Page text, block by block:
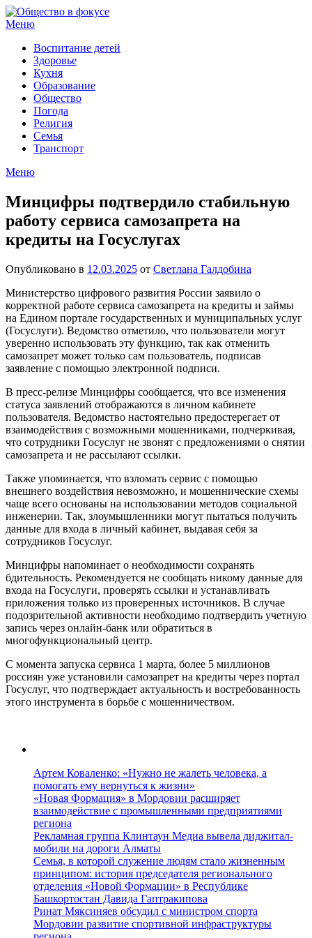
Перейти
к
Меню
Воспитание детей
Здоровье
Кухня
Образование
Общество
Погода
Религия
Семья
Транспорт
Меню
Минцифры подтвердило стабильную
работу сервиса самозапрета на
кредиты на Госуслугах
Опубликовано в 12.03.2025 от Светлана Галдобина
Министерство цифрового развития России заявило о
корректной работе сервиса самозапрета на кредиты и займы
на Едином портале государственных и муниципальных услуг
(Госуслуги). Ведомство отметило, что пользователи могут
уверенно использовать эту функцию, так как отменить
самозапрет может только сам пользователь, подписав
заявление с помощью электронной подписи.
В пресс-релизе Минцифры сообщается, что все изменения
статуса заявлений отображаются в личном кабинете
пользователя. Ведомство настоятельно предостерегает от
взаимодействия с возможными мошенниками, подчеркивая,
что сотрудники Госуслуг не звонят с предложениями о снятии
самозапрета и не рассылают ссылки.
Также упоминается, что взломать сервис с помощью
внешнего воздействия невозможно, и мошеннические схемы
чаще всего основаны на использовании методов социальной
инженерии. Так, злоумышленники могут пытаться получить
данные для входа в личный кабинет, выдавая себя за
сотрудников Госуслуг.
Минцифры напоминает о необходимости сохранять
бдительность. Рекомендуется не сообщать никому данные для
входа на Госуслуги, проверять ссылки и устанавливать
приложения только из проверенных источников. В случае
подозрительной активности необходимо подтвердить учетную
запись через онлайн-банк или обратиться в
многофункциональный центр.
С момента запуска сервиса 1 марта, более 5 миллионов
россиян уже установили самозапрет на кредиты через портал
Госуслуг, что подтверждает актуальность и востребованность
этого инструмента в борьбе с мошенничеством.
Артем Коваленко: «Нужно не жалеть человека, а
помогать ему вернуться к жизни»
«Новая Формация» в Мордовии расширяет
взаимодействие с промышленными предприятиями
региона
Рекламная группа Клинтаун Медиа вывела диджитал-
мобили на дороги Алматы
Семья, в которой служение людям стало жизненным
принципом: история председателя регионального
отделения «Новой Формации» в Республике
Башкортостан Давида Гаптракипова
Ринат Мяксиняев обсудил с министром спорта
Мордовии развитие спортивной инфраструктуры